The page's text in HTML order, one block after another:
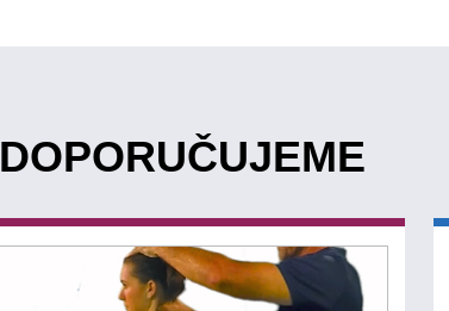
DOPORUČUJEME